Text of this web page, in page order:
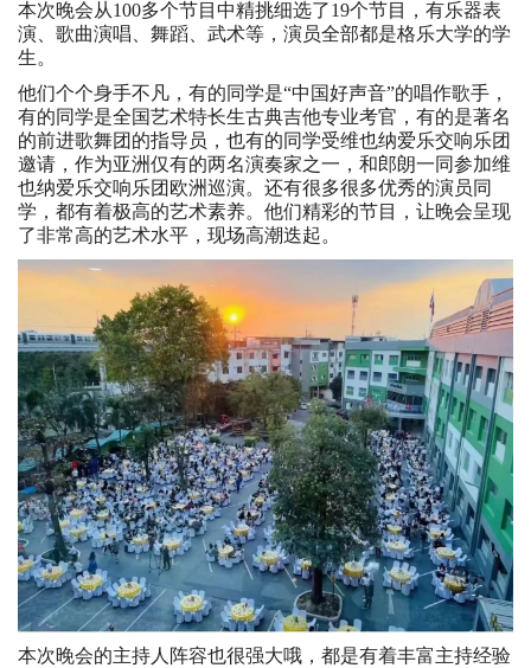
本次晚会从100多个节目中精挑细选了19个节目，有乐器表
演、歌曲演唱、舞蹈、武术等，演员全部都是格乐大学的学
生。
他们个个身手不凡，有的同学是“中国好声音”的唱作歌手，
有的同学是全国艺术特长生古典吉他专业考官，有的是著名
的前进歌舞团的指导员，也有的同学受维也纳爱乐交响乐团
邀请，作为亚洲仅有的两名演奏家之⼀，和郎朗⼀同参加维
也纳爱乐交响乐团欧洲巡演。还有很多很多优秀的演员同
学，都有着极高的艺术素养。他们精彩的节目，让晚会呈现
了非常高的艺术水平，现场高潮迭起。
本次晚会的主持人阵容也很强大哦，都是有着丰富主持经验